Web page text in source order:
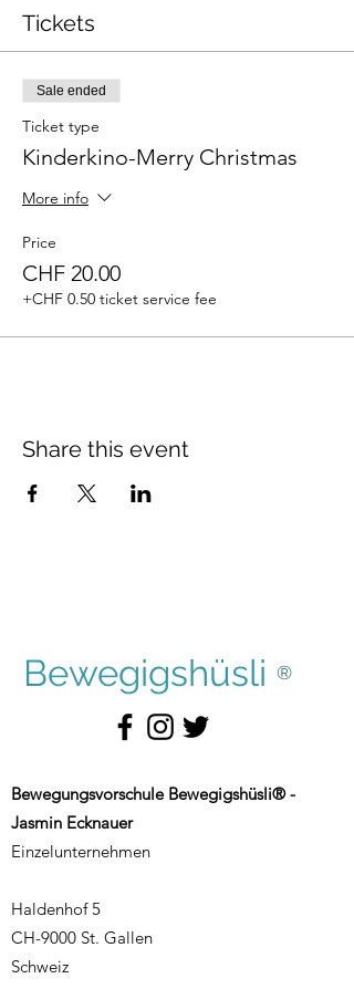
Tickets
Sale ended
Ticket type
Kinderkino-Merry Christmas
More info
Price
CHF 20.00
+CHF 0.50 ticket service fee
Share this event
Bewegigshüsli ®
Bewegungsvorschule Bewegigshüsli® -
Jasmin Ecknauer
Einzelunternehmen
Haldenhof 5
CH-9000 St. Gallen
Schweiz